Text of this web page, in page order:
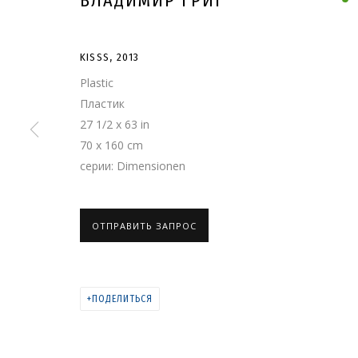
KISSS
KISSS, 2013
Plastic
Пластик
27 1/2 x 63 in
70 x 160 cm
серии: Dimensionen
ОТПРАВИТЬ ЗАПРОС
ПОДЕЛИТЬСЯ